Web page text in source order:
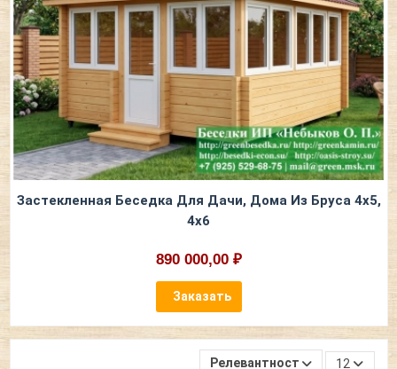
Застекленная Беседка Для Дачи, Дома Из Бруса 4х5,
4х6
890 000,00 ₽
Заказать
Релевантность 12